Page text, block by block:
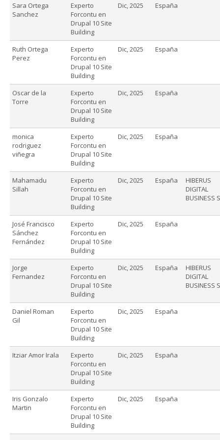
Sara Ortega
Sanchez
Experto
Forcontu en
Drupal 10 Site
Building
Dic, 2025 España
Ruth Ortega
Perez
Experto
Forcontu en
Drupal 10 Site
Building
Dic, 2025 España
Oscar de la
Torre
Experto
Forcontu en
Drupal 10 Site
Building
Dic, 2025 España
monica
rodriguez
viñegra
Experto
Forcontu en
Drupal 10 Site
Building
Dic, 2025 España
Mahamadu
Sillah
Experto
Forcontu en
Drupal 10 Site
Building
Dic, 2025 España
HIBERUS
DIGITAL
BUSINESS
José Francisco
Sánchez
Fernández
Experto
Forcontu en
Drupal 10 Site
Building
Dic, 2025 España
Jorge
Fernandez
Experto
Forcontu en
Drupal 10 Site
Building
Dic, 2025 España
HIBERUS
DIGITAL
BUSINESS
Daniel Roman
Gil
Experto
Forcontu en
Drupal 10 Site
Building
Dic, 2025 España
Itziar Amor Irala
Experto
Forcontu en
Drupal 10 Site
Building
Dic, 2025 España
Iris Gonzalo
Martin
Experto
Forcontu en
Drupal 10 Site
Building
Dic, 2025 España